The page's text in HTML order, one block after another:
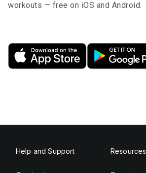
workouts — free on iOS and Android.
Help and Support Resources